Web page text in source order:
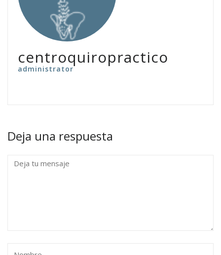
centroquiropractico
administrator
Deja una respuesta